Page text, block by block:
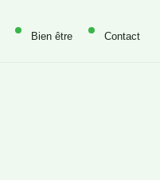
Bien être Contact